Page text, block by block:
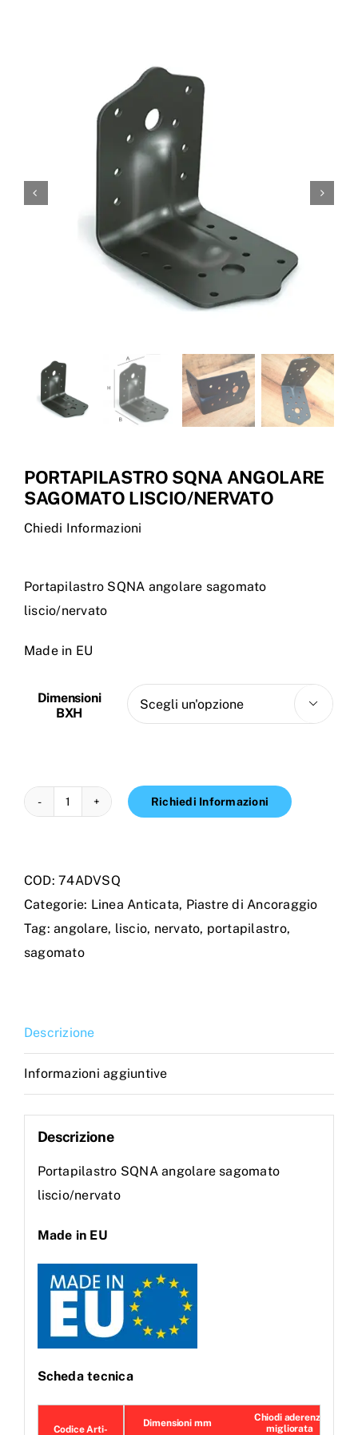
PORTAPILASTRO SQNA ANGOLARE
SAGOMATO LISCIO/NERVATO
Chiedi Informazioni
Portapilastro SQNA angolare sagomato
liscio/nervato
Made in EU
Dimensioni
BXH

PORTAPILASTRO
SAGOMATO
LISCIO/NERVATO
quantità
Richiedi Informazioni
COD:74ADVSQ
Categorie: Linea Anticata, Piastre di Ancoraggio
Tag:angolare, liscio, nervato, portapilastro,
sagomato
Descrizione
Informazioni aggiuntive
Descrizione
Portapilastro SQNA angolare sagomato
liscio/nervato
Made in EU
Scheda tecnica
Codice Arti-
Dimensioni mm
Chiodi aderenza
migliorata